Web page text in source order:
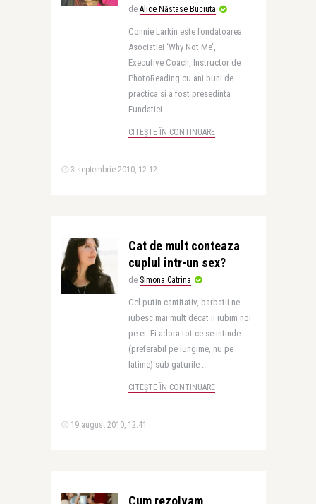
de Alice Năstase Buciuta
Connie Larkin este fondatoarea
Asociatiei ‘Why Not Me’,
Executive Coach, Instructor de
PhotoReading cu ani buni de
practica si a fost presedinta
Fundatiei ..
CITEȘTE ÎN CONTINUARE
3 septembrie 2010, 12:12
Cat de mult conteaza
cuplul intr-un sex?
de Simona Catrina
Cel putin cantitativ, barbatii ne
iubesc mai mult decat ii iubim noi
pe ei. Ei adora tot ce se intinde
(preferabil pe lungime, nu pe
latime) sub gaturile ..
CITEȘTE ÎN CONTINUARE
19 august 2010, 12:41
Cum rezolvam